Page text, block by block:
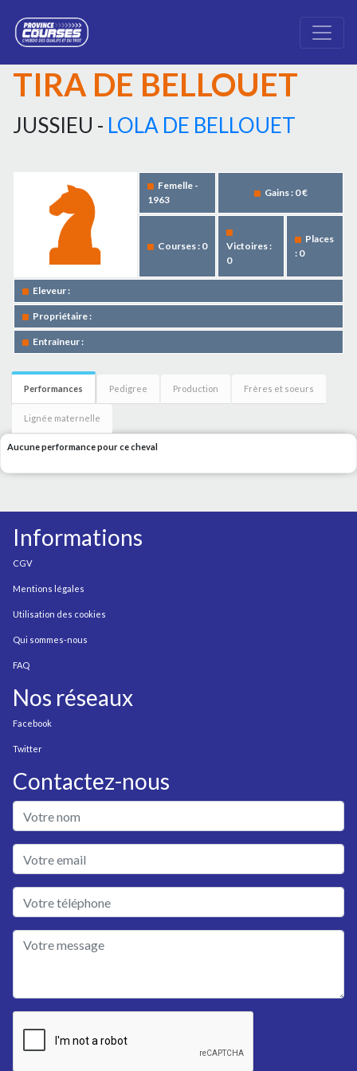
TIRA DE BELLOUET
JUSSIEU - LOLA DE BELLOUET
Femelle -
1963
Gains : 0 €
Courses : 0
Victoires :
0
Places
: 0
Eleveur :
Propriétaire :
Entraîneur :
Performances Pedigree Production Frères et soeurs
Lignée maternelle
Aucune performance pour ce cheval
Informations
CGV
Mentions légales
Utilisation des cookies
Qui sommes-nous
FAQ
Nos réseaux
Facebook
Twitter
Contactez-nous